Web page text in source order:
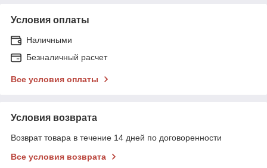
Условия оплаты
Наличными
Безналичный расчет
Все условия оплаты
Условия возврата
Возврат товара в течение 14 дней по договоренности
Все условия возврата